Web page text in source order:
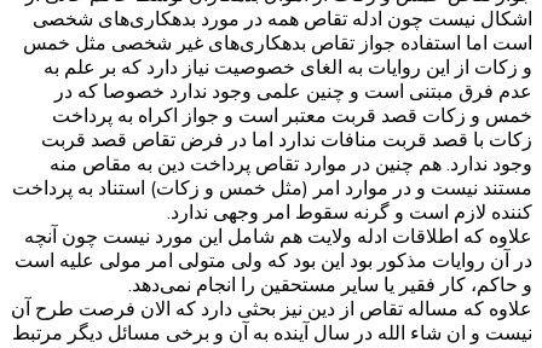
اشکال نیست چون ادله تقاص همه در مورد بدهکاری‌های شخصی
است اما استفاده جواز تقاص بدهکاری‌های غیر شخصی مثل خمس
و زکات از این روایات به الغای خصوصیت نیاز دارد که بر علم به
عدم فرق مبتنی است و چنین علمی وجود ندارد خصوصا که در
خمس و زکات قصد قربت معتبر است و جواز اکراه به پرداخت
زکات با قصد قربت منافات ندارد اما در فرض تقاص قصد قربت
وجود ندارد. هم چنین در موارد تقاص پرداخت دین به مقاص منه
مستند نیست و در موارد امر (مثل خمس و زکات) استناد به پرداخت
کننده لازم است و گرنه سقوط امر وجهی ندارد.
علاوه که اطلاقات ادله ولایت هم شامل این مورد نیست چون آنچه
در آن روایات مذکور بود این بود که ولی متولی امر مولی علیه است
و حاکم، کار فقیر یا سایر مستحقین را انجام نمی‌دهد.
علاوه که مساله تقاص از دین نیز بحثی دارد که الان فرصت طرح آن
نیست و ان شاء الله در سال آینده به آن و برخی مسائل دیگر مرتبط